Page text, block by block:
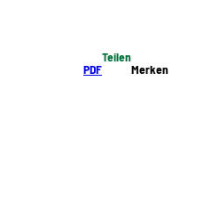
PDF
Teilen
Merken